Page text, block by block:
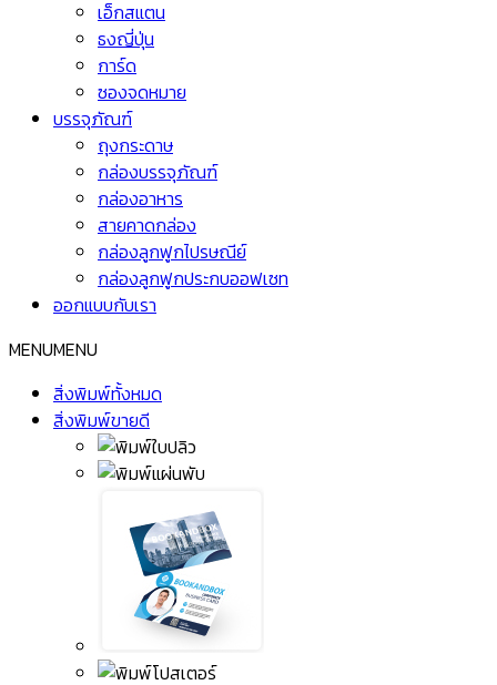
เอ็กสแตน
ธงญี่ปุ่น
การ์ด
ซองจดหมาย
บรรจุภัณฑ์
ถุงกระดาษ
กล่องบรรจุภัณฑ์
กล่องอาหาร
สายคาดกล่อง
กล่องลูกฟูกไปรษณีย์
กล่องลูกฟูกประกบออฟเซท
ออกแบบกับเรา
MENUMENU
สิ่งพิมพ์ทั้งหมด
สิ่งพิมพ์ขายดี